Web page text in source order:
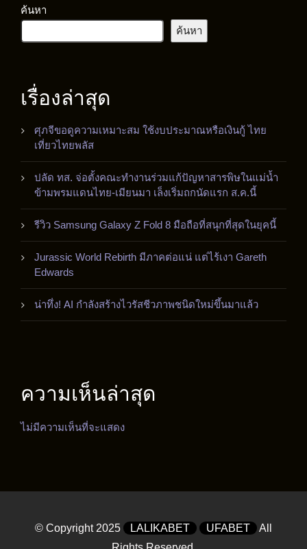
ค้นหา
ค้นหา
เรื่องล่าสุด
ศุภจีขอดูความเหมาะสม ใช้งบประมาณหรือเงินกู้ ไทย
เที่ยวไทยพลัส
ปลัด ทส. จ่อตั้งคณะทำงานร่วมแก้ปัญหาสารพิษในแม่น้ำ
ข้ามพรมแดนไทย-เมียนมา เล็งเริ่มถกนัดแรก ส.ค.นี้
รีวิว Samsung Galaxy Z Fold 8 มือถือที่สนุกที่สุดในยุคนี้
Jurassic World Rebirth มีภาคต่อแน่ แต่ไร้เงา Gareth
Edwards
น่าทึ่ง! AI กำลังสร้างไวรัสชีวภาพชนิดใหม่ขึ้นมาแล้ว
ความเห็นล่าสุด
ไม่มีความเห็นที่จะแสดง
© Copyright 2025 LALIKABET UFABET
All